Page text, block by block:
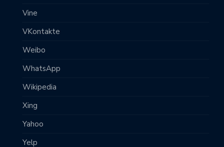
Vine
VKontakte
Weibo
WhatsApp
Wikipedia
Xing
Yahoo
Yelp